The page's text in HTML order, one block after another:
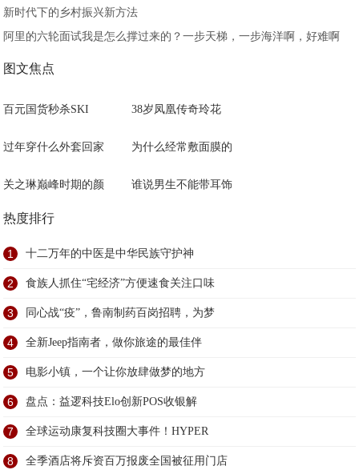
新时代下的乡村振兴新方法
阿里的六轮面试我是怎么撑过来的？一步天梯，一步海洋啊，好难啊
图文焦点
百元国货秒杀SKI 38岁凤凰传奇玲花
过年穿什么外套回家 为什么经常敷面膜的
关之琳巅峰时期的颜 谁说男生不能带耳饰
热度排行
1 十二万年的中医是中华民族守护神
2 食族人抓住“宅经济”方便速食关注口味
3 同心战“疫”，鲁南制药百岗招聘，为梦
4 全新Jeep指南者，做你旅途的最佳伴
5 电影小镇，一个让你放肆做梦的地方
6 盘点：益逻科技Elo创新POS收银解
7 全球运动康复科技圈大事件！HYPER
8 全季酒店将斥资百万报废全国被征用门店